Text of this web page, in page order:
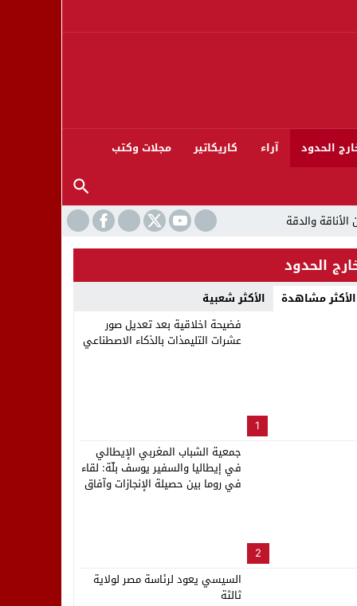
الحدود آراء كاريكاتير مجلات وكتب
بنزاهة النهائي
الحدود
الأكثر مشاهدة الأكثر شعبية
1
فضيحة اخلاقية بعد تعديل صور
عشرات التليمذات بالذكاء الاصطناعي
2
جمعية الشباب المغربي الإيطالي
في إيطاليا والسفير يوسف بلّة: لقاء
في روما بين حصيلة الإنجازات وآفاق
السيسي يعود لرئاسة مصر لولاية
ثالثة